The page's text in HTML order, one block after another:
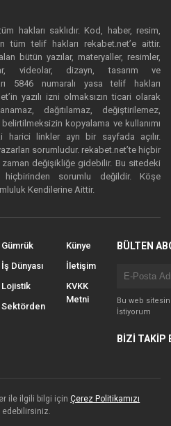
hakları saklıdır. Kod, haber, resim,
telif hakları rekabet.net’e aittir.
bütün yazılar, materyaller, resimler,
videolar, dizayn, tasarım ve
5846 numaralı yasa telif hakları
yazılı izni olmaksızın ticari olarak
dağıtılamaz, değiştirilemez,
kopyalama ve kullanımı
harici linkler ayrı bir sayfada açılır.
sorumludur. rekabet.net’te hiçbir
değişikliğe gidebilir. Bu sitedeki
hiçbirinden sorumlu değildir. Köşe
Kendilerine Aittir.
Gümrük
İş Dünyası
Lojistik
Sektörden
Künye
İletişim
KVKK
Metni
BÜLTEN
Bu web
İstiyorum
BİZİ TAKİP
ile ilgili bilgi içinÇerez Politikamızı
edebilirsiniz.